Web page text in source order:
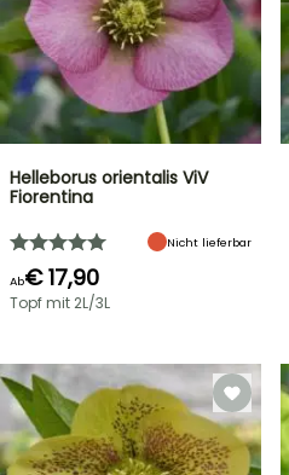
Helleborus orientalis ViV
Fiorentina
Nicht lieferbar
Ab€ 17,90
Topf mit 2L/3L